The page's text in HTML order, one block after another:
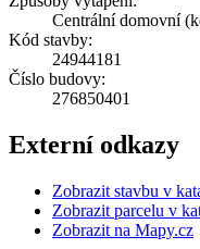
Centrální domovní
Kód stavby:
24944181
Číslo budovy:
276850401
Externí odkazy
Zobrazit stavbu v
Zobrazit parcelu v
Zobrazit na Mapy.cz